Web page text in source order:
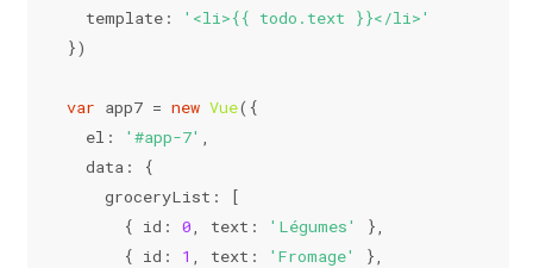
template:
'<li>{{ todo.text }}</li>'
})
var app7 = new Vue({
el : '#app-7' ,
data: {
groceryList : [
      {
id : 0, text : 'Légumes'
},
      {
id : 1 , text : 'Fromage'
},